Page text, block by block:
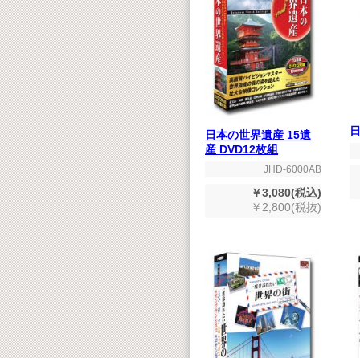
日本の世界遺産 15遺
産 DVD12枚組
JHD-6000AB
￥3,080(税込)
￥2,800(税抜)